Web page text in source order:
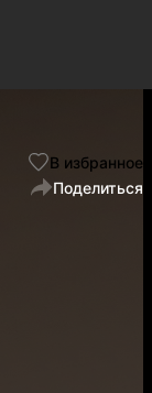
для
В избранное
Поделиться